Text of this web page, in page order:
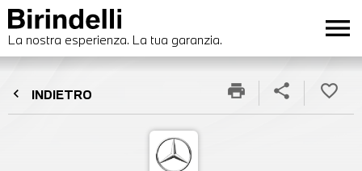
La nostra esperienza. La tua garanzia. menu
chevron_left INDIETRO print share favorite_border